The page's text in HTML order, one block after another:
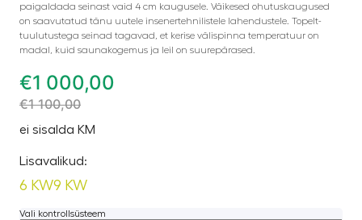
paigaldada seinast vaid 4 cm kaugusele. Väikesed ohutuskaugused
on saavutatud tänu uutele insenertehnilistele lahendustele. Topelt-
tuulutustega seinad tagavad, et kerise välispinna temperatuur on
madal, kuid saunakogemus ja leil on suurepärased.
€1 000,00
€1 100,00
ei sisalda KM
Lisavalikud:
6 KW9 KW
Vali kontrollsüsteem